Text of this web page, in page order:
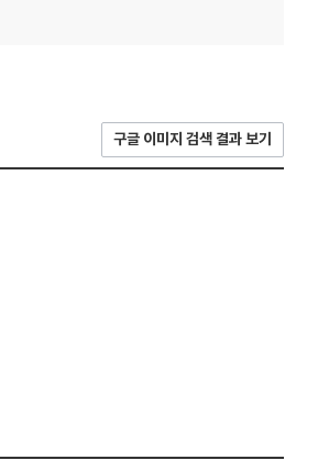
구글 이미지 검색 결과 보기